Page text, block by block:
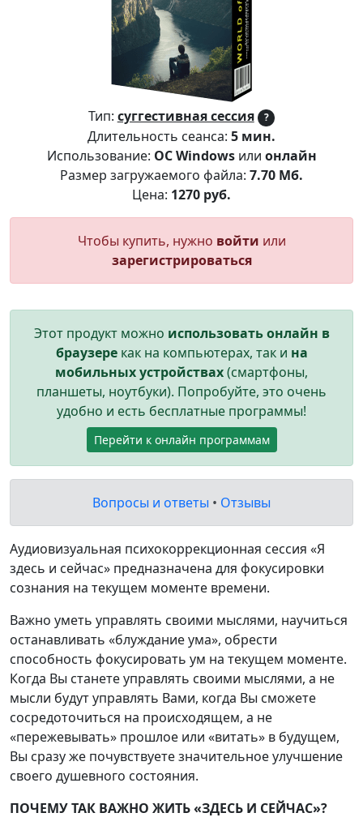
Тип: суггестивная сессия ?
Длительность сеанса: 5 мин.
Использование: ОС Windowsили онлайн
Размер загружаемого файла: 7.70 Мб.
Цена: 1270 руб.
Чтобы купить, нужно войти или
зарегистрироваться
Этот продукт можно использовать онлайн в
браузерекак на компьютерах, так и на
мобильных устройствах(смартфоны,
планшеты, ноутбуки). Попробуйте, это очень
удобно и есть бесплатные программы!
Перейти к онлайн программам
Вопросы и ответы • Отзывы
Аудиовизуальная психокоррекционная сессия «Я
здесь и сейчас» предназначена для фокусировки
сознания на текущем моменте времени.
Важно уметь управлять своими мыслями, научиться
останавливать «блуждание ума», обрести
способность фокусировать ум на текущем моменте.
Когда Вы станете управлять своими мыслями, а не
мысли будут управлять Вами, когда Вы сможете
сосредоточиться на происходящем, а не
«пережевывать» прошлое или «витать» в будущем,
Вы сразу же почувствуете значительное улучшение
своего душевного состояния.
ПОЧЕМУ ТАК ВАЖНО ЖИТЬ «ЗДЕСЬ И СЕЙЧАС»?